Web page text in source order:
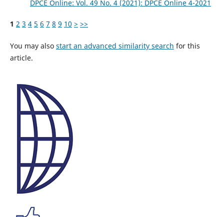
DPCE Online: Vol. 49 No. 4 (2021): DPCE Online 4-2021
1 2 3 4 5 6 7 8 9 10 > >>
You may also start an advanced similarity search for this
article.